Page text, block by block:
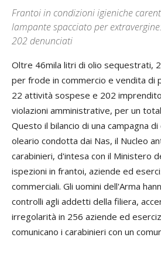
Frantoi in condizioni igieniche
lampante spacciato per
202 denunciati
Oltre 46mila litri di olio sequestrati,
per frode in commercio e vendita di
22 attività sospese e 202
violazioni amministrative, per un
Questo il bilancio di una campagna
oleario condotta dai Nas, il Nucleo
carabinieri, d'intesa con il Ministero
ispezioni in frantoi, aziende ed
commerciali. Gli uomini dell'Arma
controlli agli addetti della filiera,
irregolarità in 256 aziende ed
comunicano i carabinieri con un